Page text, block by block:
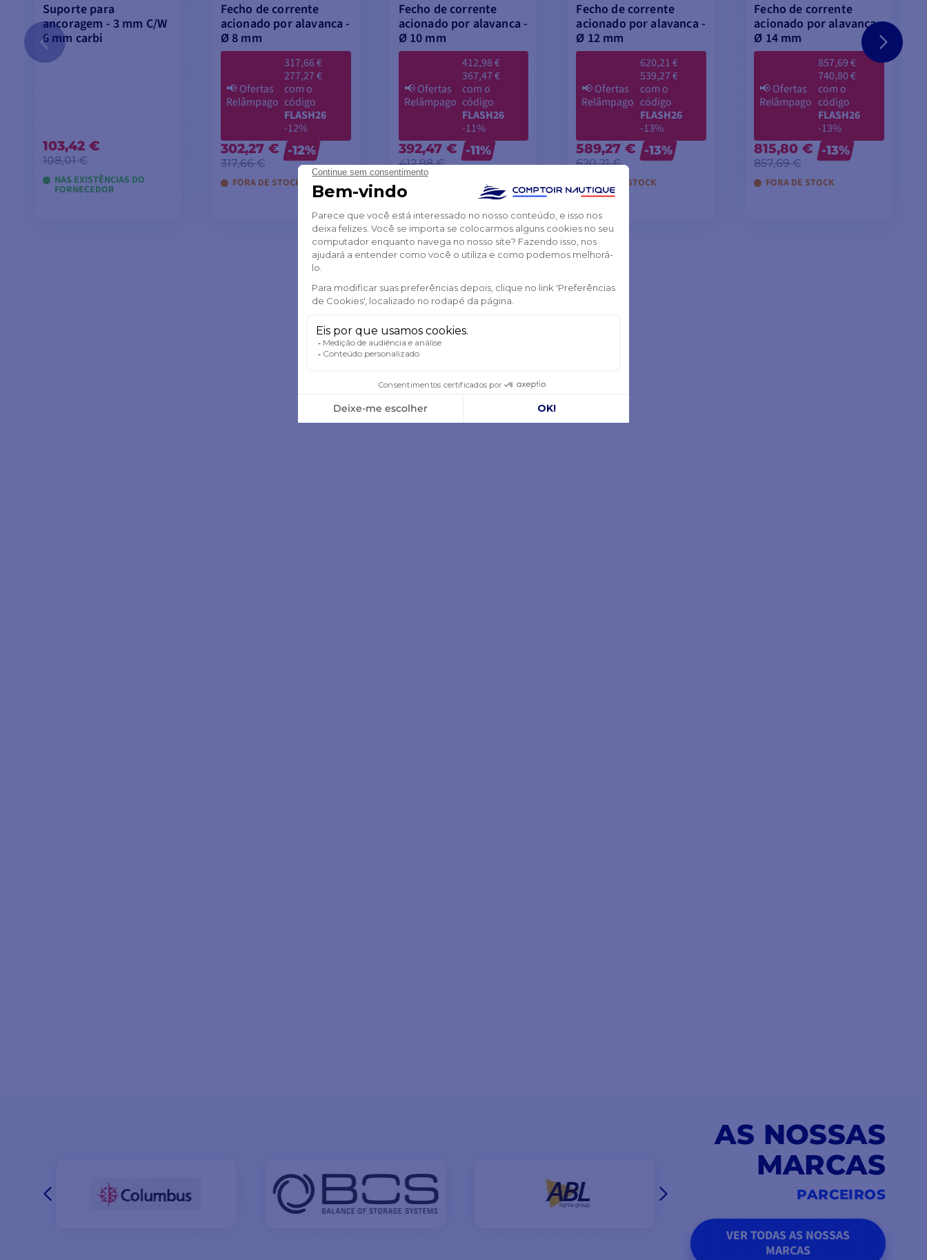
Suporte para
ancoragem - 3 mm C/W
6 mm carbi
103,42 €
108,01 €
NAS EXISTÊNCIAS DO
FORNECEDOR
Fecho de corrente
acionado por alavanca -
Ø 8 mm
📢Ofertas
Relâmpago
317,66 €
277,27 €
com o
código
FLASH26
-12%
302,27 €
317,66 €
-12%
FORA DE STOCK
ADICIONAR AO
CARRINHO
Fecho de corrente
acionado por alavanca -
Ø 10 mm
📢Ofertas
Relâmpago
412,98 €
367,47 €
com o
código
FLASH26
-11%
392,47 €
412,98 €
-11%
ADICIONAR AO
CARRINHO
Fecho de corrente
acionado por alavanca -
Ø 12 mm
📢Ofertas
Relâmpago
620,21 €
539,27 €
com o
código
FLASH26
-13%
589,27 €
620,21 €
-13%
FORA DE STOCK
CARRINHO
Fecho de corrente
acionado por alavanca -
Ø 14 mm
📢Ofertas
Relâmpago
857,69 €
740,80 €
com o
código
FLASH26
-13%
815,80 €
857,69 €
-13%
FORA DE STOCK
AS NOSSAS
MARCAS
PARCEIROS
VER TODAS AS NOSSAS
MARCAS